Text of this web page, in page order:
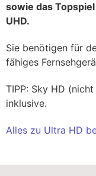
sowie das
UHD.
Sie benötigen für
fähiges
TIPP: Sky HD
inklusive.
Alles zu Ultra HD